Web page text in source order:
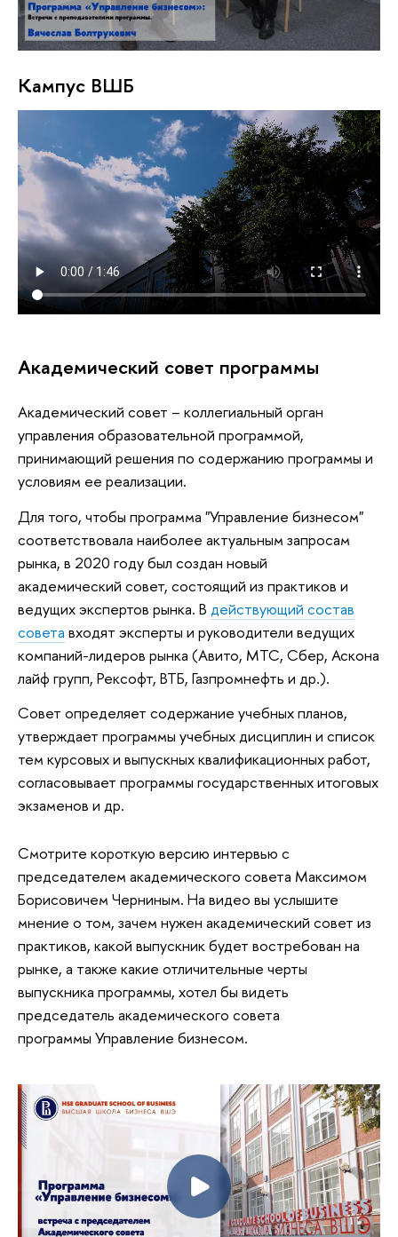
Кампус ВШБ
Академический совет программы
Академический совет – коллегиальный орган
управления образовательной программой,
принимающий решения по содержанию программы и
условиям ее реализации.
Для того, чтобы программа "Управление бизнесом"
соответствовала наиболее актуальным запросам
рынка, в 2020 году был создан новый
академический совет, состоящий из практиков и
ведущих экспертов рынка. В действующий состав
совета входят эксперты и руководители ведущих
компаний-лидеров рынка (Авито, МТС, Сбер, Аскона
лайф групп, Рексофт, ВТБ, Газпромнефть и др.).
Совет определяет содержание учебных планов,
утверждает программы учебных дисциплин и список
тем курсовых и выпускных квалификационных работ,
согласовывает программы государственных итоговых
экзаменов и др.
Смотрите короткую версию интервью с
председателем академического совета Максимом
Борисовичем Черниным. На видео вы услышите
мнение о том, зачем нужен академический совет из
практиков, какой выпускник будет востребован на
рынке, а также какие отличительные черты
выпускника программы, хотел бы видеть
председатель академического совета
программы Управление бизнесом.